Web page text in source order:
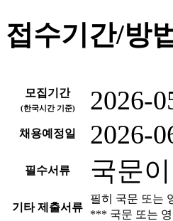
접수기간/방
모집기간
(한국시간 기준) 2026-
채용예정일 2026-
필수서류 국문
기타 제출서류
필히 국문 또는
*** 국문 또는